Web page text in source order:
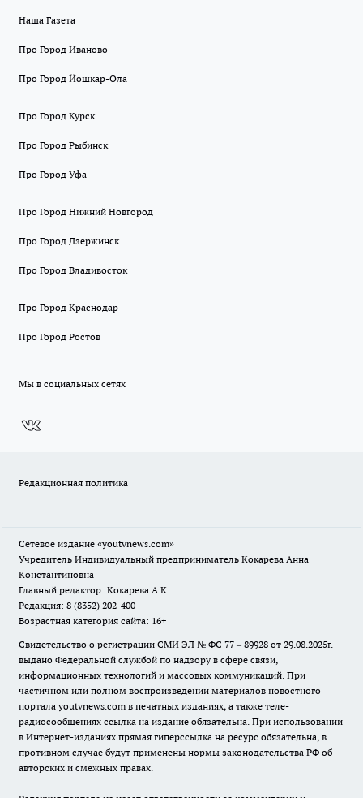
Наша Газета
Про Город Иваново
Про Город Йошкар-Ола
Про Город Курск
Про Город Рыбинск
Про Город Уфа
Про Город Нижний Новгород
Про Город Дзержинск
Про Город Владивосток
Про Город Краснодар
Про Город Ростов
Мы в социальных сетях
Редакционная политика
Сетевое издание «youtvnews.com»
Учредитель Индивидуальный предприниматель Кокарева Анна
Константиновна
Главный редактор: Кокарева А.К.
Редакция: 8 (8352) 202-400
Возрастная категория сайта: 16+
Свидетельство о регистрации СМИ ЭЛ № ФС 77 – 89928 от 29.08.2025г.
выдано Федеральной службой по надзору в сфере связи,
информационных технологий и массовых коммуникаций. При
частичном или полном воспроизведении материалов новостного
портала youtvnews.com в печатных изданиях, а также теле-
радиосообщениях ссылка на издание обязательна. При использовании
в Интернет-изданиях прямая гиперссылка на ресурс обязательна, в
противном случае будут применены нормы законодательства РФ об
авторских и смежных правах.